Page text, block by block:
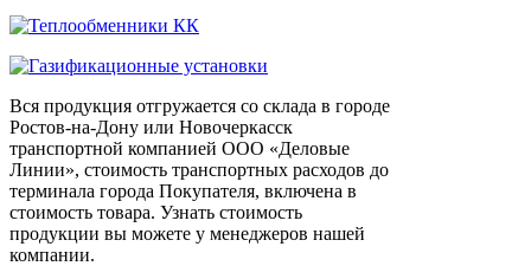
Вся продукция отгружается со склада в городе
Ростов-на-Дону или Новочеркасск
транспортной компанией ООО «Деловые
Линии», стоимость транспортных расходов до
терминала города Покупателя, включена в
стоимость товара. Узнать стоимость
продукции вы можете у менеджеров нашей
компании.